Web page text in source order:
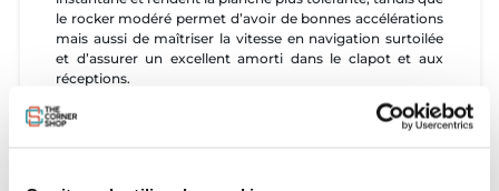
le rocker modéré permet d’avoir de bonnes accélérations
mais aussi de maîtriser la vitesse en navigation surtoilée
et d’assurer un excellent amorti dans le clapot et aux
réceptions.
La nouvelle construction hybride de la SPARK, avec des